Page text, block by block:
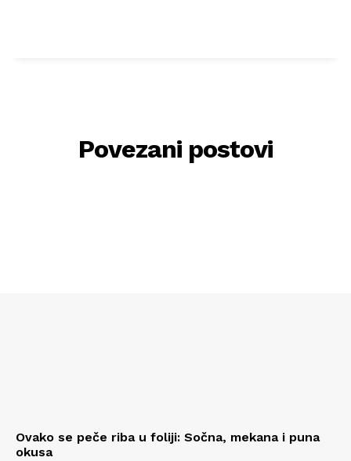
Povezani postovi
Ovako se peče riba u foliji: Sočna, mekana i puna
okusa